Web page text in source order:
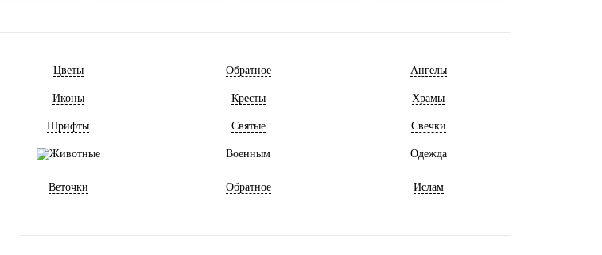
Цветы Обратное Ангелы
Иконы Кресты Храмы
Шрифты Святые Свечки
Животные Военным Одежда
Веточки Обратное Ислам